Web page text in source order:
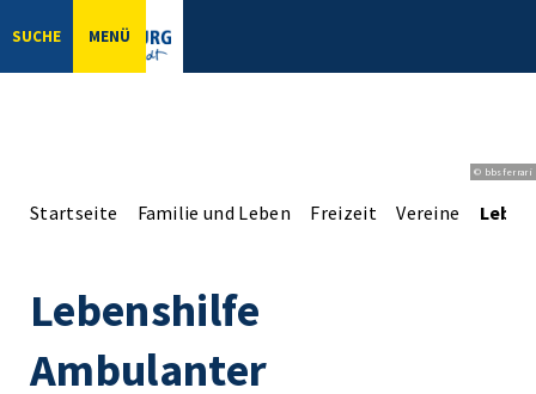
SUCHE MENÜ
© bbsferrari
Startseite Familie und Leben Freizeit Vereine
Lebenshilfe
Ambulanter